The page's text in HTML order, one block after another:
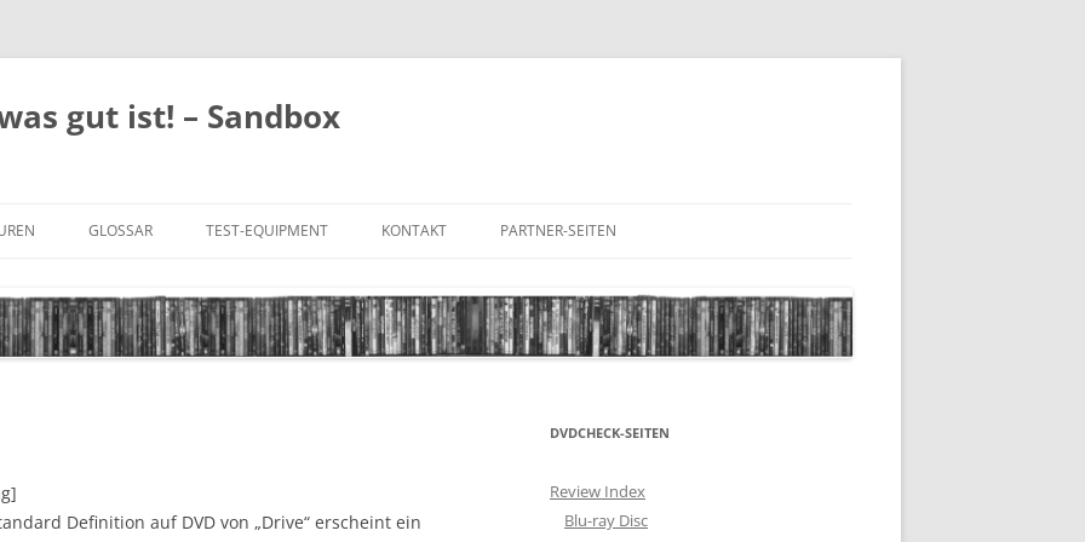
gut ist! – Sandbox
GLOSSAR
BILD & TON
TEST-EQUIPMENT KONTAKT
IMPRESSUM
PARTNER-SEITEN
Definition auf DVD von „Drive“ erscheint ein
DVDCHECK-SEITEN
Review Index
Blu-ray Disc